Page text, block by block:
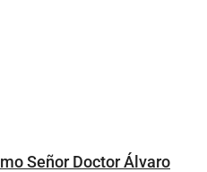
Señor Doctor Álvaro